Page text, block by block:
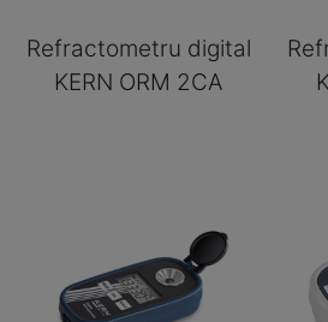
Refractometru digital
KERN ORM 2CA